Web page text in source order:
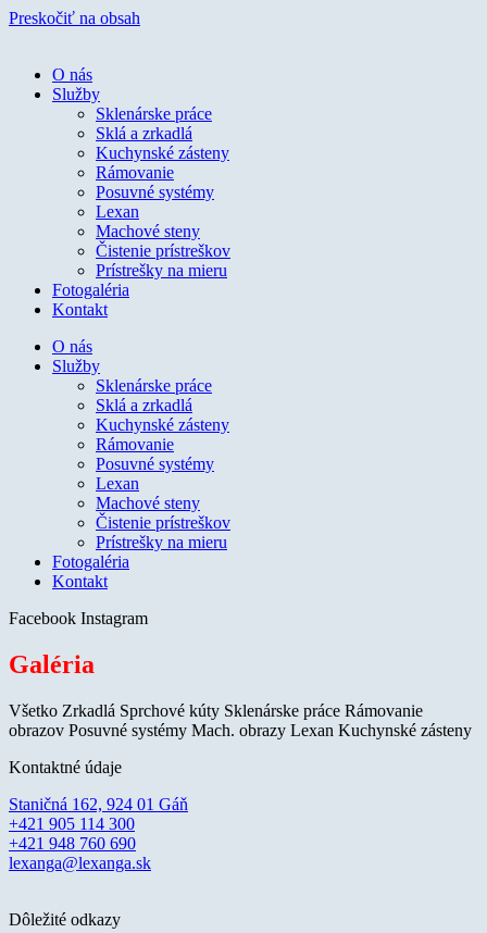
Preskočiť na obsah
O nás
Služby
Sklenárske práce
Sklá a zrkadlá
Kuchynské zásteny
Rámovanie
Posuvné systémy
Lexan
Machové steny
Čistenie prístreškov
Prístrešky na mieru
Fotogaléria
Kontakt
O nás
Služby
Sklenárske práce
Sklá a zrkadlá
Kuchynské zásteny
Rámovanie
Posuvné systémy
Lexan
Machové steny
Čistenie prístreškov
Prístrešky na mieru
Fotogaléria
Kontakt
Facebook Instagram
Galéria
Všetko Zrkadlá Sprchové kúty Sklenárske práce Rámovanie
obrazov Posuvné systémy Mach. obrazy Lexan Kuchynské zásteny
Kontaktné údaje
Staničná 162, 924 01 Gáň
+421 905 114 300
+421 948 760 690
lexanga@lexanga.sk
Dôležité odkazy